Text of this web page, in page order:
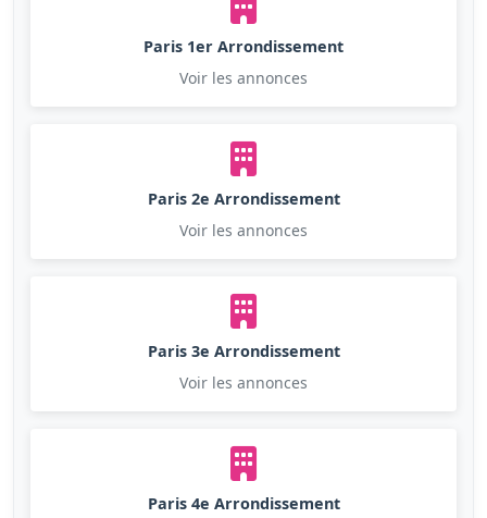
Paris 1er Arrondissement
Voir les annonces
Paris 2e Arrondissement
Voir les annonces
Paris 3e Arrondissement
Voir les annonces
Paris 4e Arrondissement